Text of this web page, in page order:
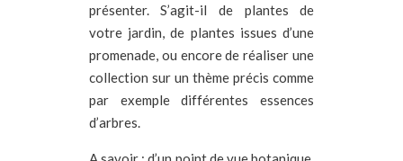
présenter. S’agit-il de plantes de
votre jardin, de plantes issues d’une
promenade, ou encore de réaliser une
collection sur un thème précis comme
par exemple différentes essences
d’arbres.